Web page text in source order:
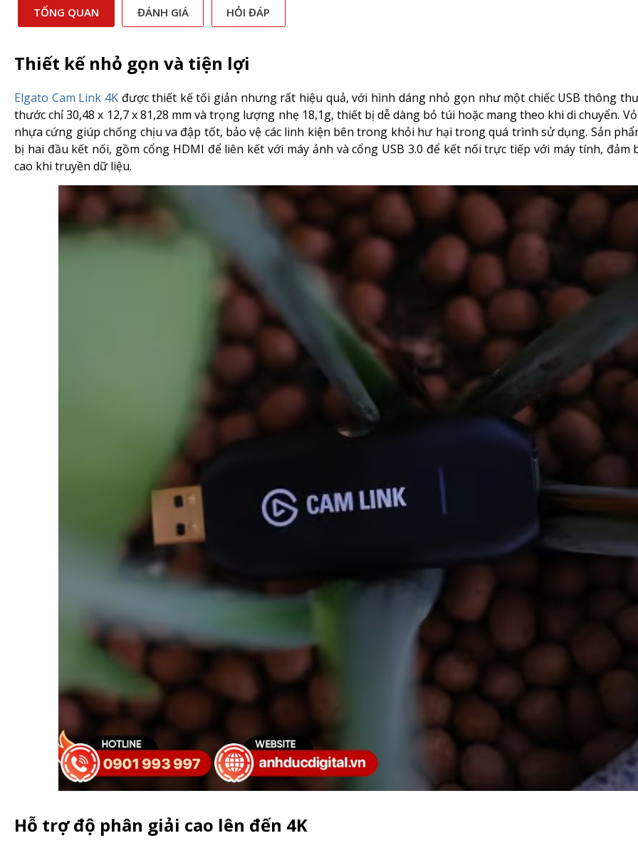
TỔNG QUAN ĐÁNH GIÁ HỎI ĐÁP
Thiết kế nhỏ gọn và tiện lợi
Elgato Cam Link 4Kđược thiết kế tối giản nhưng rất hiệu quả, với hình dáng nhỏ gọn như một chiếc USB thông
thước chỉ 30,48 x 12,7 x 81,28 mm và trọng lượng nhẹ 18,1g, thiết bị dễ dàng bỏ túi hoặc mang theo khi di chuyển.
nhựa cứng giúp chống chịu va đập tốt, bảo vệ các linh kiện bên trong khỏi hư hại trong quá trình sử dụng. Sản
bị hai đầu kết nối, gồm cổng HDMI để liên kết với máy ảnh và cổng USB 3.0 để kết nối trực tiếp với máy tính, đảm
cao khi truyền dữ liệu.
Hỗ trợ độ phân giải cao lên đến 4K